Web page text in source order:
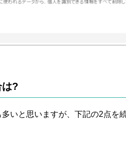
?
いと思いますが、下記の2点を